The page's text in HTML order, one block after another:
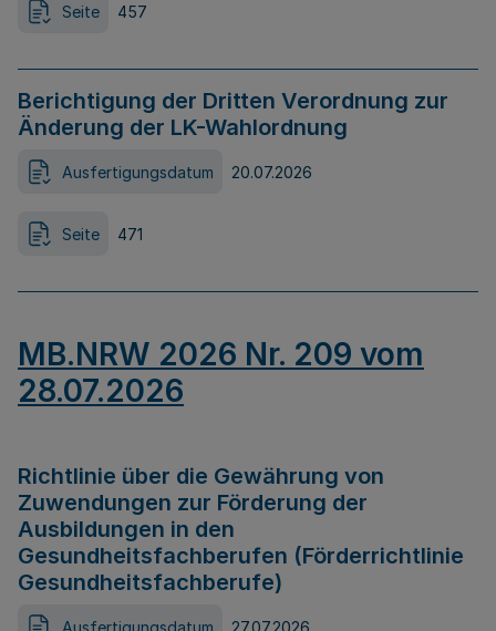
Seite 457
Berichtigung der Dritten Verordnung zur
Änderung der LK-Wahlordnung
Ausfertigungsdatum 20.07.2026
Seite 471
MB.NRW 2026 Nr. 209 vom
28.07.2026
Richtlinie über die Gewährung von
Zuwendungen zur Förderung der
Ausbildungen in den
Gesundheitsfachberufen (Förderrichtlinie
Gesundheitsfachberufe)
Ausfertigungsdatum 27.07.2026